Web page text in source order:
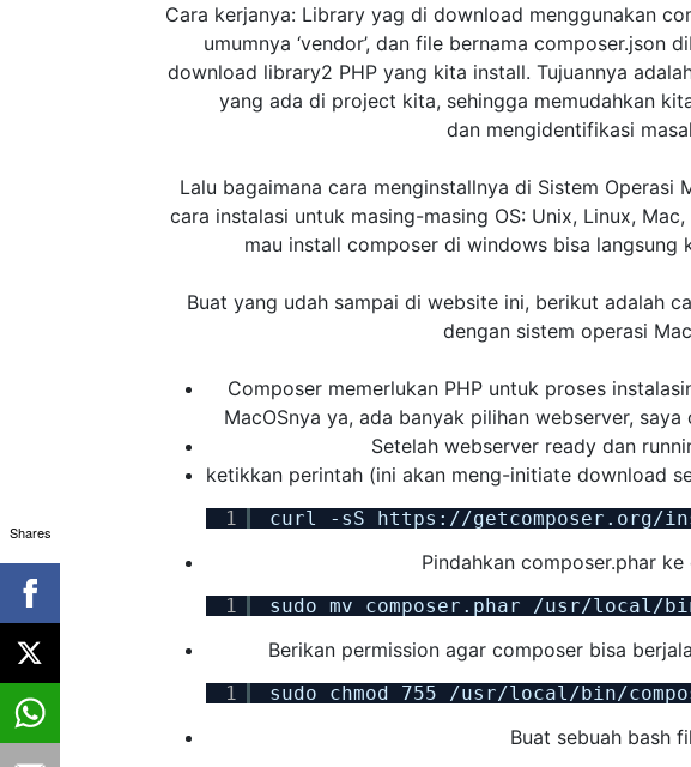
Cara kerjanya: Library yag di download menggunakan
umumnya ‘vendor’, dan file bernama composer.json
download library2 PHP yang kita install. Tujuannya
yang ada di project kita, sehingga memudahkan
dan mengidentifikasi
Lalu bagaimana cara menginstallnya di Sistem Operasi
cara instalasi untuk masing-masing OS: Unix, Linux,
mau install composer di windows bisa langsung
Buat yang udah sampai di website ini, berikut adalah
dengan sistem operasi
Composer memerlukan PHP untuk proses
MacOSnya ya, ada banyak pilihan webserver, saya
Setelah webserver ready dan
ketikkan perintah (ini akan meng-initiate download
1 curl -sS https://getcomposer.org/
Pindahkan composer.phar
1 sudo mv composer.phar /usr/local/
Berikan permission agar composer bisa
1 sudo chmod 755 /usr/local/bin/
Buat sebuah bash
Shares